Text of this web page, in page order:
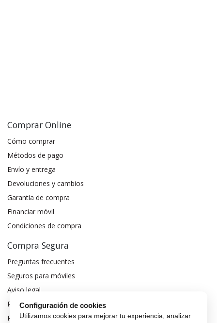
Comprar Online
Cómo comprar
Métodos de pago
Envío y entrega
Devoluciones y cambios
Garantía de compra
Financiar móvil
Condiciones de compra
Compra Segura
Preguntas frecuentes
Seguros para móviles
Aviso legal
Política de privacidad
Política de cookies
Configuración de cookies
Utilizamos cookies para mejorar tu experiencia, analizar